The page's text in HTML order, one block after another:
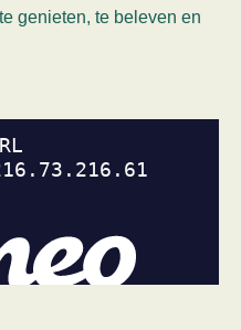
genieten, te beleven en